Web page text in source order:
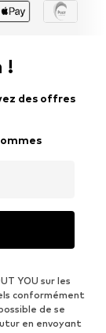
!
des offres
YOU sur les
conformément
de se
en envoyant